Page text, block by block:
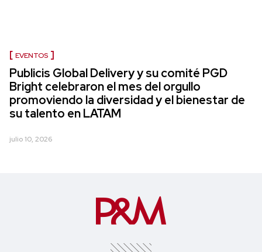
EVENTOS
Publicis Global Delivery y su comité PGD
Bright celebraron el mes del orgullo
promoviendo la diversidad y el bienestar de
su talento en LATAM
julio 10, 2026